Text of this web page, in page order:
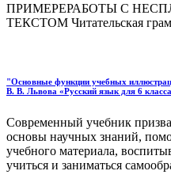
ПРИМЕРЕРАБОТЫ С
ТЕКСТОМ Читательская
"Основные функции учебных
В. В. Львова «Русский язык для 6
Современный учебник
основы научных знаний,
учебного материала,
учиться и заниматься